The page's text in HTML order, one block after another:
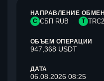
НАПРАВЛЕНИЕ
С СБП RUB T
ОБЪЕМ ОПЕРАЦИИ
947,368 USDT
ДАТА
06.08.2026 08:25